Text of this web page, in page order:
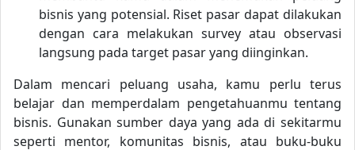
bisnis yang potensial. Riset pasar dapat dilakukan
dengan cara melakukan survey atau observasi
langsung pada target pasar yang diinginkan.
Dalam mencari peluang usaha, kamu perlu terus
belajar dan memperdalam pengetahuanmu tentang
bisnis. Gunakan sumber daya yang ada di sekitarmu
seperti mentor, komunitas bisnis, atau buku-buku